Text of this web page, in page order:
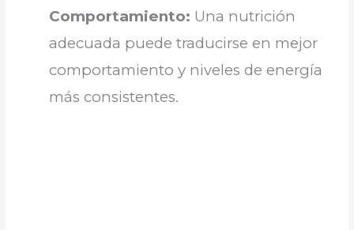
Comportamiento: Una nutrición
adecuada puede traducirse en mejor
comportamiento y niveles de energía
más consistentes.